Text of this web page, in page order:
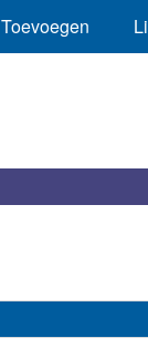
Toevoegen